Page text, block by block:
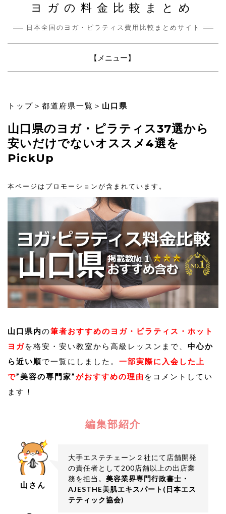
ヨガの料金比較まとめ
日本全国のヨガ・ピラティス費用比較まとめサイト
【メニュー】
トップ ＞ 都道府県一覧 ＞ 山口県
山口県のヨガ・ピラティス37選から
安いだけでないオススメ4選を
PickUp
本ページはプロモーションが含まれています。
山口県内の筆者おすすめのヨガ・ピラティス・ホット
ヨガを格安・安い教室から高級レッスンまで、 中心か
ら近い順で一覧にしました。 一部実際に入会した上
で”美容の専門家”がおすすめの理由 をコメントしてい
ます！
編集部紹介
山さん
大手エステチェーン２社にて店舗開発
の責任者として200店舗以上の出店業
務を担当。 美容業界専門行政書士・
AJESTHE美肌エキスパート(日本エス
テティック協会)